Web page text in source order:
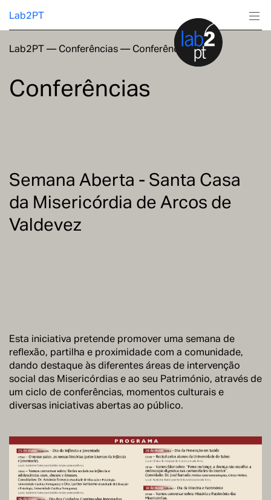
Lab2PT
Investigação
Formação
Lab2PT— Conferências—Conferências
Conferências
Semana Aberta - Santa Casa
da Misericórdia de Arcos de
Valdevez
Esta iniciativa pretende promover uma semana de
reflexão, partilha e proximidade com a comunidade,
dando destaque às diferentes áreas de intervenção
social das Misericórdias e ao seu Património, através de
um ciclo de conferências, momentos culturais e
diversas iniciativas abertas ao público.